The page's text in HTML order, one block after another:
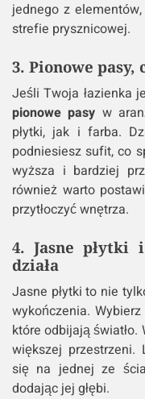
jednego z
strefie prysznicowej.
3. Pionowe
Jeśli Twoja łazienka
pionowe pasy w
płytki, jak i farba.
podniesiesz sufit, co
wyższa i bardziej
również warto
przytłoczyć wnętrza.
4. Jasne
działa
Jasne płytki to nie
wykończenia. Wybierz
które odbijają
większej przestrzeni.
się na jednej ze
dodając jej głębi.